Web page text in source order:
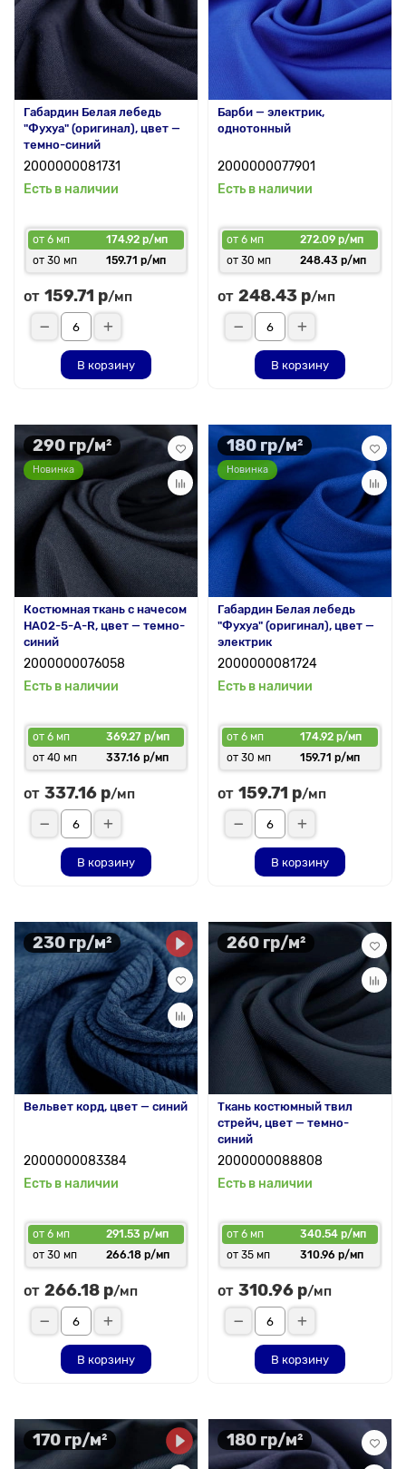
Габардин Белая лебедь
"Фухуа" (оригинал), цвет —
темно-синий
2000000081731
Есть в наличии
от 6 мп
174.92 р/мп
от 30 мп
159.71 р/мп
от 159.71 р/мп
В корзину
Барби — электрик,
однотонный
2000000077901
Есть в наличии
от 6 мп
272.09 р/мп
от 30 мп
248.43 р/мп
от 248.43 р/мп
В корзину
290 гр/м²
Новинка
Костюмная ткань с начесом
HA02-5-A-R, цвет — темно-
синий
2000000076058
Есть в наличии
от 6 мп
369.27 р/мп
от 40 мп
337.16 р/мп
от 337.16 р/мп
В корзину
180 гр/м²
Новинка
Габардин Белая лебедь
"Фухуа" (оригинал), цвет —
электрик
2000000081724
Есть в наличии
от 6 мп
174.92 р/мп
от 30 мп
159.71 р/мп
от 159.71 р/мп
В корзину
230 гр/м²
Вельвет корд, цвет — синий
2000000083384
Есть в наличии
от 6 мп
291.53 р/мп
от 30 мп
266.18 р/мп
от 266.18 р/мп
В корзину
260 гр/м²
Ткань костюмный твил
стрейч, цвет — темно-
синий
2000000088808
Есть в наличии
от 6 мп
340.54 р/мп
от 35 мп
310.96 р/мп
от 310.96 р/мп
В корзину
170 гр/м² 180 гр/м²